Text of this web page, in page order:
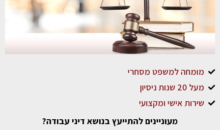
מומחה למשפט מסחרי
מעל 20 שנות ניסיון
שירות אישי ומקצועי
מעוניינים להתייעץ בנושא דיני עבודה?